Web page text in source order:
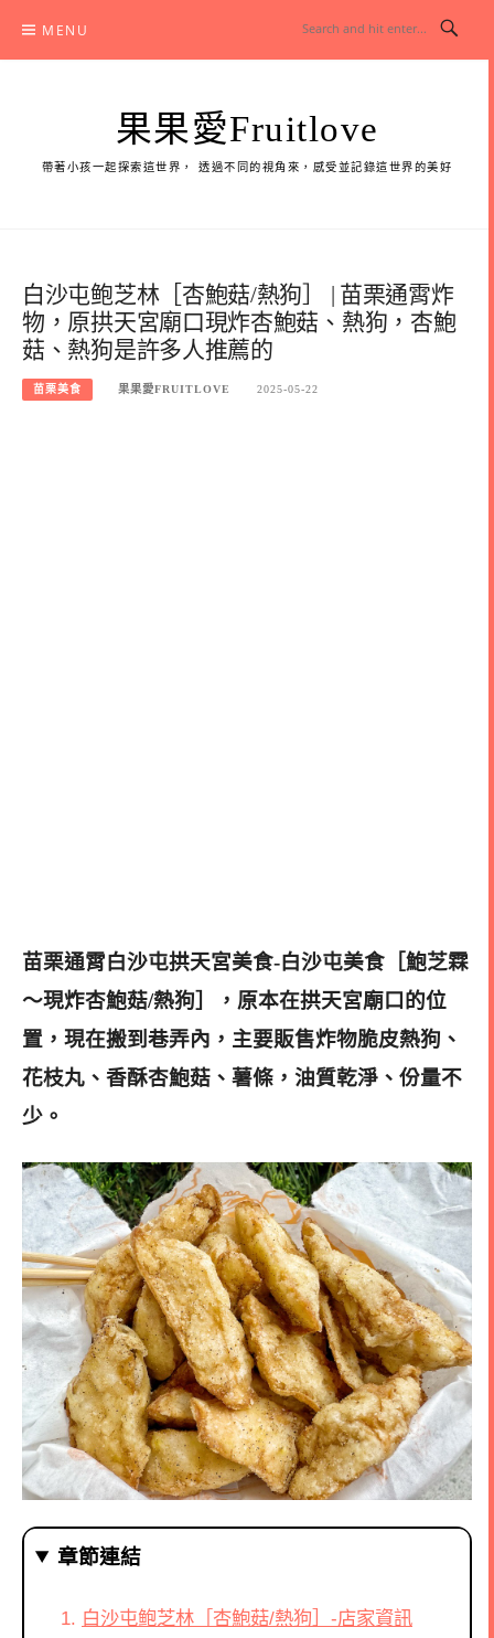
content
MENU
果果愛Fruitlove
帶著小孩一起探索這世界， 透過不同的視角來，感受並記錄這世界的美好
白沙屯鲍芝林［杏鮑菇/熱狗］ | 苗栗通霄炸
物，原拱天宮廟口現炸杏鮑菇、熱狗，杏鮑
菇、熱狗是許多人推薦的
苗栗美食 果果愛FRUITLOVE 2025-05-22
苗栗通霄白沙屯拱天宮美食-白沙屯美食［鮑芝霖
～現炸杏鮑菇/熱狗］，原本在拱天宮廟口的位
置，現在搬到巷弄內，主要販售炸物脆皮熱狗、
花枝丸、香酥杏鮑菇、薯條，油質乾淨、份量不
少 。
章節連結
白沙屯鲍芝林［杏鮑菇/熱狗］-店家資訊